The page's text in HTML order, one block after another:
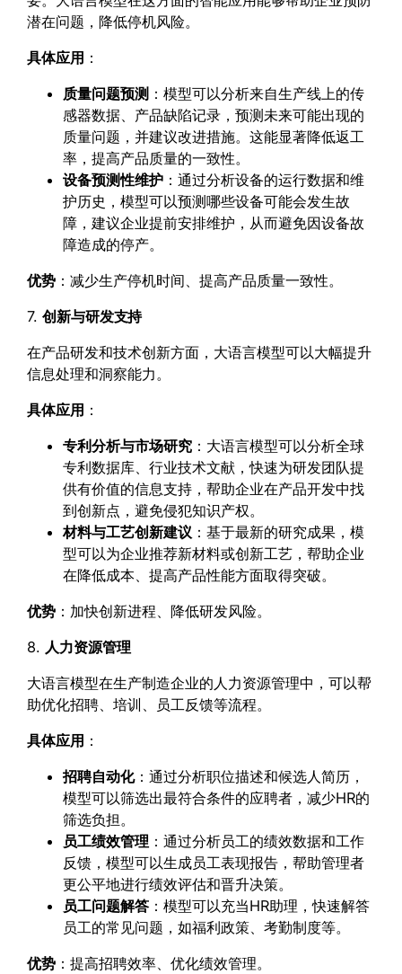
潜在问题，降低停机风险。
具体应用 ：
质量问题预测 ：模型可以分析来自生产线上的传
感器数据、产品缺陷记录，预测未来可能出现的
质量问题，并建议改进措施。这能显著降低返工
率，提高产品质量的一致性。
设备预测性维护 ：通过分析设备的运行数据和维
护历史，模型可以预测哪些设备可能会发生故
障，建议企业提前安排维护，从而避免因设备故
障造成的停产。
优势 ：减少生产停机时间、提高产品质量一致性。
7.创新与研发支持
在产品研发和技术创新方面，大语言模型可以大幅提升
信息处理和洞察能力。
具体应用 ：
专利分析与市场研究 ：大语言模型可以分析全球
专利数据库、行业技术文献，快速为研发团队提
供有价值的信息支持，帮助企业在产品开发中找
到创新点，避免侵犯知识产权。
材料与工艺创新建议 ：基于最新的研究成果，模
型可以为企业推荐新材料或创新工艺，帮助企业
在降低成本、提高产品性能方面取得突破。
优势 ：加快创新进程、降低研发风险。
8. 人力资源管理
大语言模型在生产制造企业的人力资源管理中，可以帮
助优化招聘、培训、员工反馈等流程。
具体应用 ：
招聘自动化：通过分析职位描述和候选人简历，
模型可以筛选出最符合条件的应聘者，减少HR的
筛选负担。
员工绩效管理 ：通过分析员工的绩效数据和工作
反馈，模型可以生成员工表现报告，帮助管理者
更公平地进行绩效评估和晋升决策。
员工问题解答 ：模型可以充当HR助理，快速解答
员工的常见问题，如福利政策、考勤制度等。
优势 ：提高招聘效率、优化绩效管理。